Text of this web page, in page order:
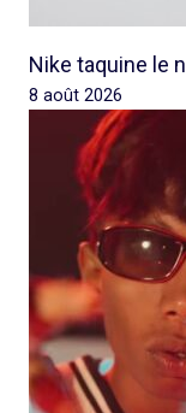
Nike taquine le
8 août 2026